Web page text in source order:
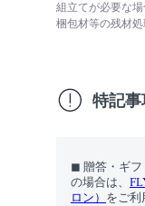
組立てが必要な
梱包材等の残材処
特記事
◼︎ 贈答・ギフ
の場合は、
ロン） をご利